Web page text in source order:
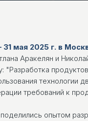
31 мая 2025 г. в
Аракелян и
"Разработка
технологии
требований к
опытом